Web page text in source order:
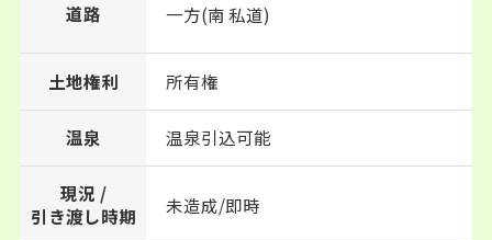
道路 一方(南 私道)
土地権利 所有権
温泉 温泉引込可能
現況 /
引き渡し時期
未造成/即時